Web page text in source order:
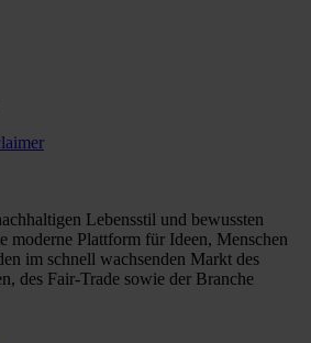
Lebensstil und bewussten
moderne Plattform für Ideen, Menschen
im schnell wachsenden Markt des
des Fair-Trade sowie der Branche